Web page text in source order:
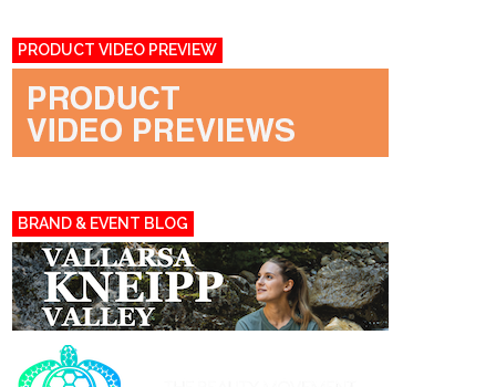
PRODUCT VIDEO PREVIEW
BRAND & EVENT BLOG